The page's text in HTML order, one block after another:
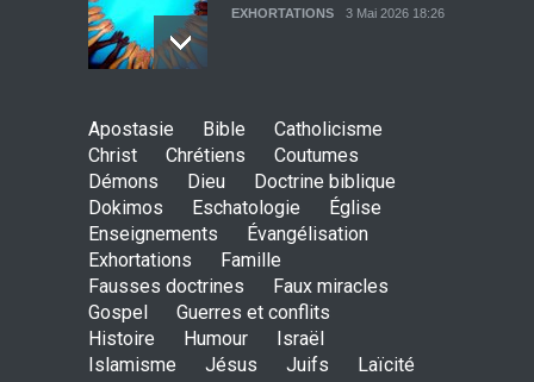
EXHORTATIONS 3 Mai 2026 18:26
27 Avril 2026 02:55
Avant la fondation du
monde : la pensée de la
croix
AMOUR 8 Février 2026 20:10
Apostasie Bible
Catholicisme
Christ
Chrétiens
Coutumes
Démons
Dieu
Doctrine biblique
Dokimos
Eschatologie
Église
Enseignements
Évangélisation
Exhortations
Famille
Fausses doctrines
Faux miracles
Gospel
Guerres et conflits
Histoire
Humour
Israël
Islamisme
Jésus Juifs
Laïcité